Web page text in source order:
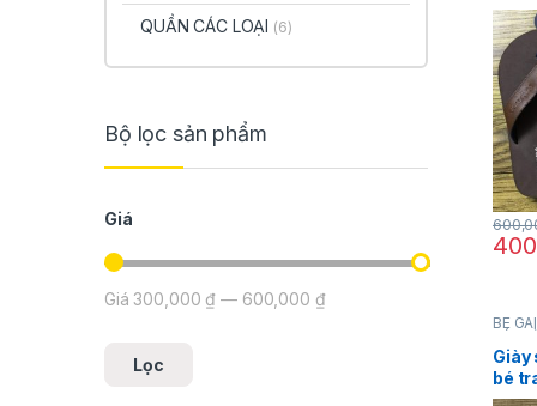
BÉ GÁI
Giày
bé
QUẦN CÁC LOẠI (6)
Bộ lọc sản phẩm
Giá
Giá thấp nhất
Giá cao nhất
Lọc
Giá300,000 ₫ — 600,000 ₫